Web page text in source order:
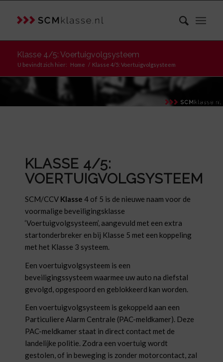
Klasse 4/5: Voertuigvolgsysteem
U bevindt zich hier: Home / Klasse 4/5: Voertuigvolgsysteem
KLASSE 4/5:
VOERTUIGVOLGSYSTEEM
SCM/CCV Klasse 4 of 5 is de nieuwe naam voor de
voormalige beveiligingsklasse
‘Voertuigvolgsysteem’, aangevuld met een extra
startonderbreker en bij Klasse 5 met een koppeling
met het Klasse 3 systeem.
Een voertuigvolgsysteem is een
beveiligingssysteem waarmee uw auto na diefstal
gevolgd, opgespoord en geblokkeerd kan worden.
Een voertuigvolgsysteem is gekoppeld aan een
Particuliere Alarm Centrale (PAC-meldkamer). Deze
PAC-meldkamer staat in direct contact met de
landelijke politie. Zodra een voertuig wordt
gestolen, of in beweging is zonder motorcontact, zal